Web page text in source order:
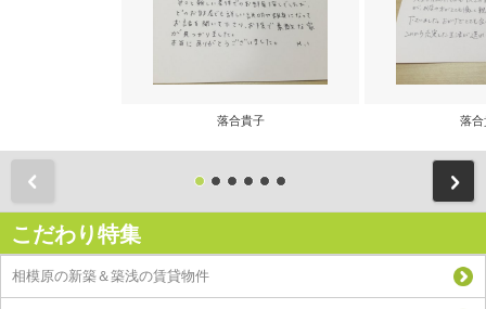
落合貴子 落合
こだわり特集
相模原の新築＆築浅の賃貸物件